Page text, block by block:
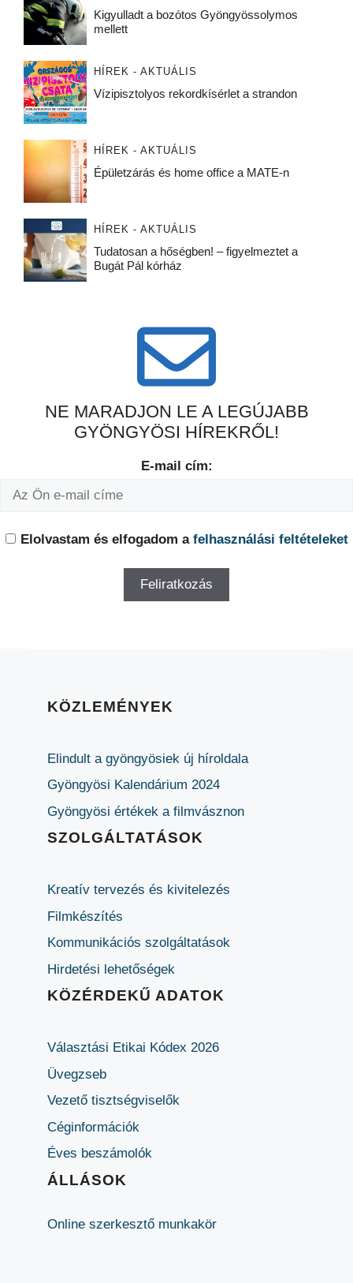
Kigyulladt a bozótos Gyöngyössolymos
mellett
HÍREK - AKTUÁLIS
Vízipisztolyos rekordkísérlet a strandon
HÍREK - AKTUÁLIS
Épületzárás és home office a MATE-n
HÍREK - AKTUÁLIS
Tudatosan a hőségben! – figyelmeztet a
Bugát Pál kórház
NE MARADJON LE A LEGÚJABB
GYÖNGYÖSI HÍREKRŐL!
E-mail cím:
Elolvastam és elfogadom a felhasználási feltételeket
KÖZLEMÉNYEK
Elindult a gyöngyösiek új híroldala
Gyöngyösi Kalendárium 2024
Gyöngyösi értékek a filmvásznon
SZOLGÁLTATÁSOK
Kreatív tervezés és kivitelezés
Filmkészítés
Kommunikációs szolgáltatások
Hirdetési lehetőségek
KÖZÉRDEKŰ ADATOK
Választási Etikai Kódex 2026
Üvegzseb
Vezető tisztségviselők
Céginformációk
Éves beszámolók
ÁLLÁSOK
Online szerkesztő munkakör